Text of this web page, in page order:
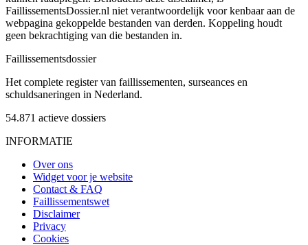
FaillissementsDossier.nl niet verantwoordelijk voor kenbaar aan de
webpagina gekoppelde bestanden van derden. Koppeling houdt
geen bekrachtiging van die bestanden in.
Faillissementsdossier
Het complete register van faillissementen, surseances en
schuldsaneringen in Nederland.
54.871 actieve dossiers
INFORMATIE
Over ons
Widget voor je website
Contact & FAQ
Faillissementswet
Disclaimer
Privacy
Cookies